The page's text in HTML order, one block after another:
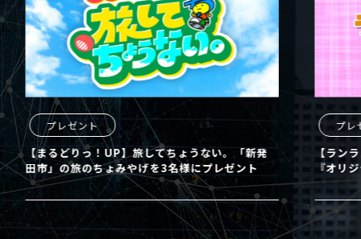
プレゼント
【まるどりっ！UP】旅してちょうない。「新発
田市」の旅のちょみやげを3名様にプレゼント
プレ
【ラン
『オリ